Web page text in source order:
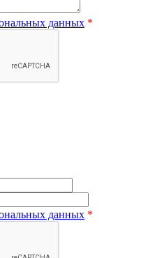
данных *
данных *